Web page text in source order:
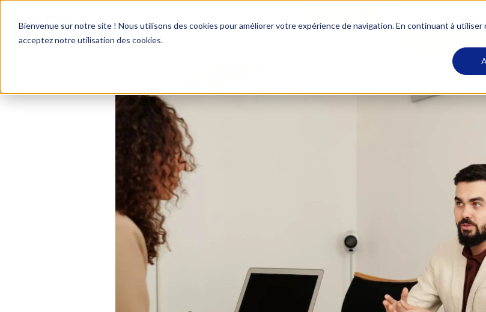
Bienvenue sur notre site ! Nous utilisons des cookies pour améliorer votre expérience de navigation. En continuant à utiliser
acceptez notre utilisation des cookies.